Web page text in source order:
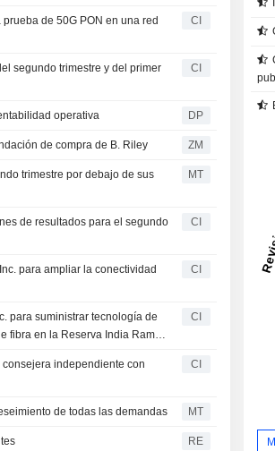
de 50G PON en una red
CI
segundo trimestre y del primer
CI
operativa DP
una recomendación de compra de B. Riley ZM
trimestre por debajo de sus
MT
de resultados para el segundo
CI
para ampliar la conectividad
CI
para suministrar tecnología de
fibra en la Reserva India Ramah
CI
independiente con
CI
de todas las demandas MT
RE